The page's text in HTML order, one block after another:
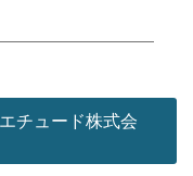
チュード株式会